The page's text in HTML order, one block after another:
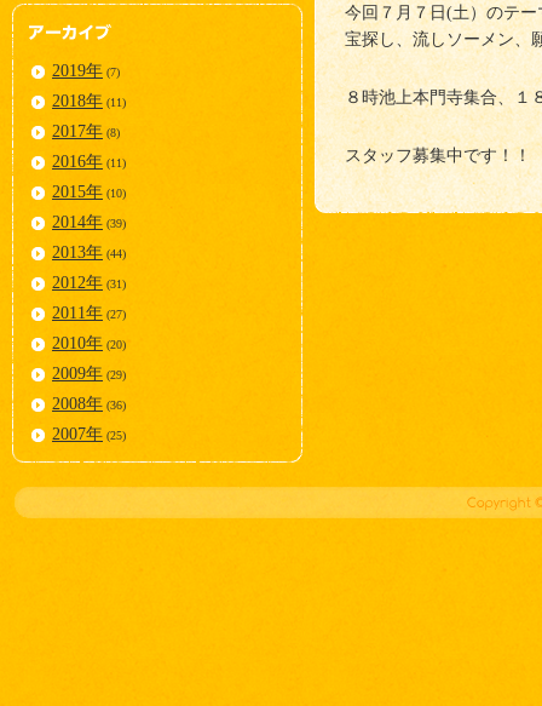
2019年 (7)
2018年 (11)
2017年 (8)
2016年 (11)
2015年 (10)
2014年 (39)
2013年 (44)
2012年 (31)
2011年 (27)
2010年 (20)
2009年 (29)
2008年 (36)
2007年 (25)
今回７月７日(土）のテー
宝探し、流しソーメン、
８時池上本門寺集合、１
スタッフ募集中です！！